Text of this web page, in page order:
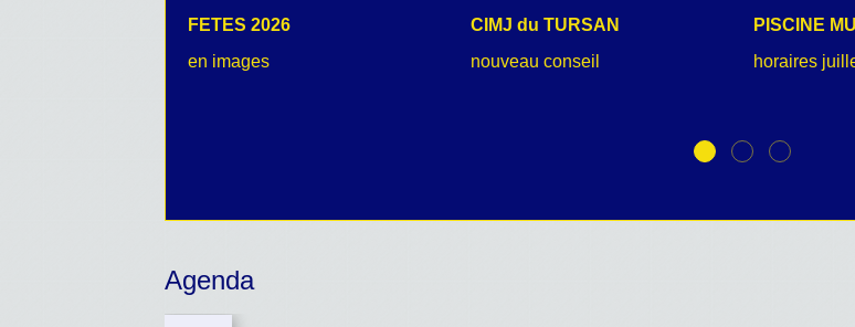
FETES 2026
en images
CIMJ du TURSAN
nouveau conseil
PISCINE
horaires
Agenda